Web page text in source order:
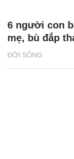
ĐỜI SỐNG
6 người con
mẹ, bù đắp